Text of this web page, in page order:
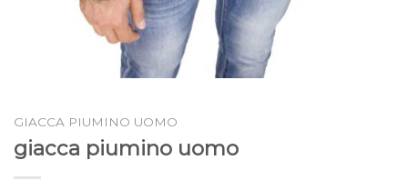
GIACCA PIUMINO UOMO
giacca piumino uomo